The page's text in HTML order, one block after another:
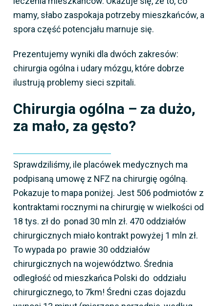
mamy, słabo zaspokaja potrzeby mieszkańców, a
spora część potencjału marnuje się.
Prezentujemy wyniki dla dwóch zakresów:
chirurgia ogólna i udary mózgu, które dobrze
ilustrują problemy sieci szpitali.
Chirurgia ogólna – za dużo,
za mało, za gęsto?
Sprawdziliśmy, ile placówek medycznych ma
podpisaną umowę z NFZ na chirurgię ogólną.
Pokazuje to mapa poniżej. Jest 506 podmiotów z
kontraktami rocznymi na chirurgię w wielkości od
18 tys. zł do ponad 30 mln zł. 470 oddziałów
chirurgicznych miało kontrakt powyżej 1 mln zł.
To wypada po prawie 30 oddziałów
chirurgicznych na województwo. Średnia
odległość od mieszkańca Polski do oddziału
chirurgicznego, to 7km! Średni czas dojazdu